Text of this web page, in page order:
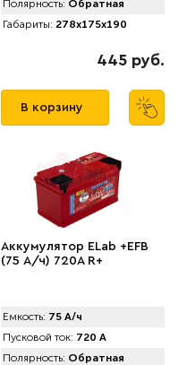
Полярность: Обратная
Габариты: 278x175x190
445 руб.
В корзину
Аккумулятор ELab +EFB
(75 А/ч) 720A R+
Емкость: 75 А/ч
Пусковой ток: 720 А
Полярность: Обратная